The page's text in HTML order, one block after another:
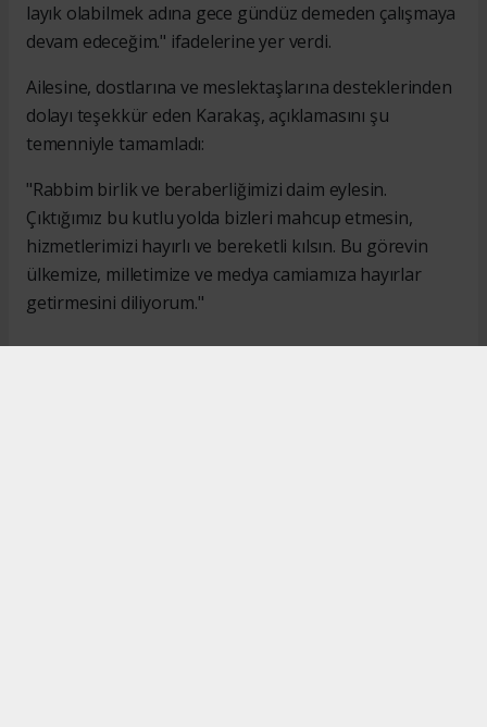
layık olabilmek adına gece gündüz demeden çalışmaya
devam edeceğim." ifadelerine yer verdi.
Ailesine, dostlarına ve meslektaşlarına desteklerinden
dolayı teşekkür eden Karakaş, açıklamasını şu
temenniyle tamamladı:
"Rabbim birlik ve beraberliğimizi daim eylesin.
Çıktığımız bu kutlu yolda bizleri mahcup etmesin,
hizmetlerimizi hayırlı ve bereketli kılsın. Bu görevin
ülkemize, milletimize ve medya camiamıza hayırlar
getirmesini diliyorum."